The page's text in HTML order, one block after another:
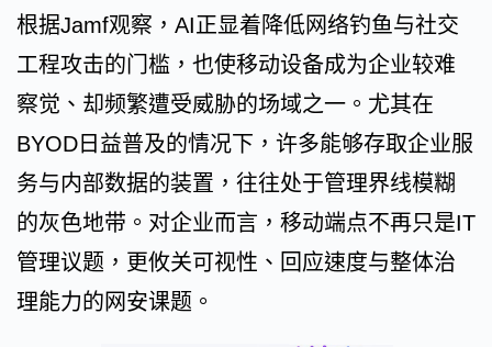
根据Jamf观察，AI正显着降低网络钓鱼与社交
工程攻击的门槛，也使移动设备成为企业较难
察觉、却频繁遭受威胁的场域之一。尤其在
BYOD日益普及的情况下，许多能够存取企业服
务与内部数据的装置，往往处于管理界线模糊
的灰色地带。对企业而言，移动端点不再只是IT
管理议题，更攸关可视性、回应速度与整体治
理能力的网安课题。